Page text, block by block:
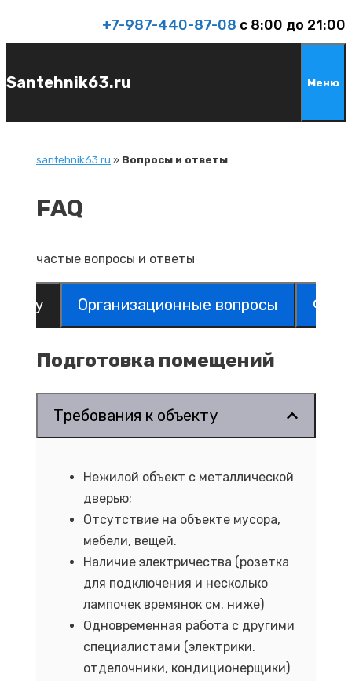
+7-987-440-87-08 c 8:00 до 21:00
Santehnik63.ru Меню
santehnik63.ru » Вопросы и ответы
FAQ
частые вопросы и ответы
Организационные вопросы
Подготовка помещений
Требования к объекту
Нежилой объект с металлической
дверью;
Отсутствие на объекте мусора,
мебели, вещей.
Наличие электричества (розетка
для подключения и несколько
лампочек времянок см. ниже)
Одновременная работа с другими
специалистами (электрики.
отделочники, кондиционерщики)